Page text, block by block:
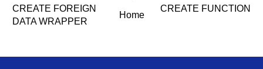
CREATE FOREIGN
DATA WRAPPER
Home
CREATE FUNCTION